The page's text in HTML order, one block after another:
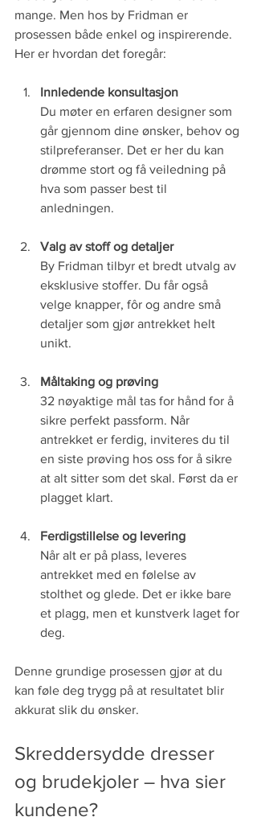
mange. Men hos by Fridman er
prosessen både enkel og inspirerende.
Her er hvordan det foregår:
Innledende konsultasjon
Du møter en erfaren designer som
går gjennom dine ønsker, behov og
stilpreferanser. Det er her du kan
drømme stort og få veiledning på
hva som passer best til
anledningen.
Valg av stoff og detaljer
By Fridman tilbyr et bredt utvalg av
eksklusive stoffer. Du får også
velge knapper, fôr og andre små
detaljer som gjør antrekket helt
unikt.
Måltaking og prøving
32 nøyaktige mål tas for hånd for å
sikre perfekt passform. Når
antrekket er ferdig, inviteres du til
en siste prøving hos oss for å sikre
at alt sitter som det skal. Først da er
plagget klart.
Ferdigstillelse og levering
Når alt er på plass, leveres
antrekket med en følelse av
stolthet og glede. Det er ikke bare
et plagg, men et kunstverk laget for
deg.
Denne grundige prosessen gjør at du
kan føle deg trygg på at resultatet blir
akkurat slik du ønsker.
Skreddersydde dresser
og brudekjoler – hva sier
kundene?